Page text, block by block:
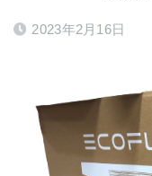
2023年2月16日